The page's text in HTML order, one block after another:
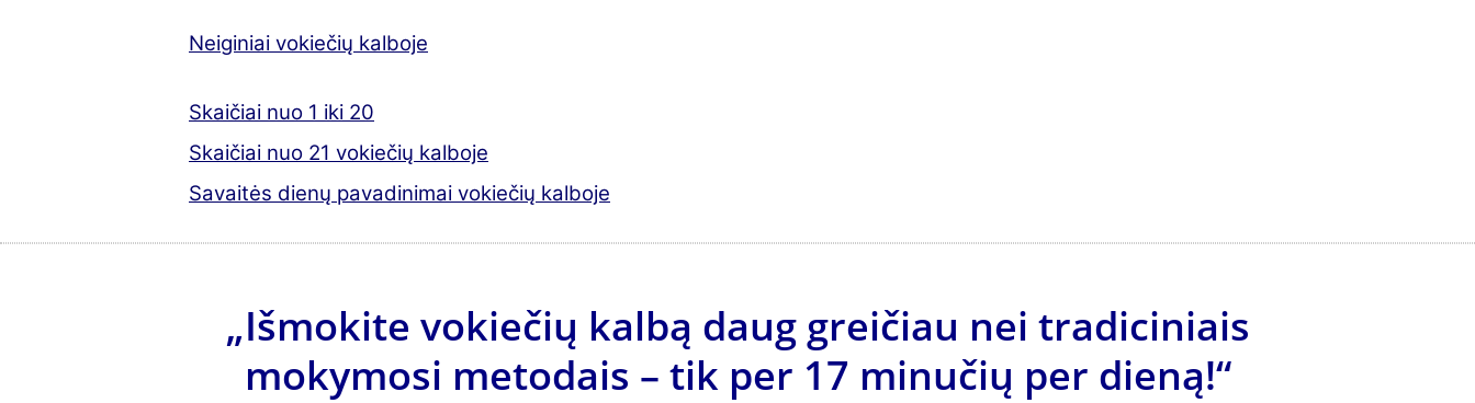
Neiginiai vokiečių kalboje
Skaičiai nuo 1 iki 20
Skaičiai nuo 21 vokiečių kalboje
Savaitės dienų pavadinimai vokiečių kalboje
„Išmokite vokiečių kalbą daug greičiau nei tradiciniais
mokymosi metodais – tik per 17 minučių per dieną!“